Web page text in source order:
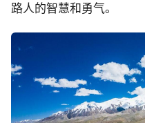
路人的智慧和勇气。